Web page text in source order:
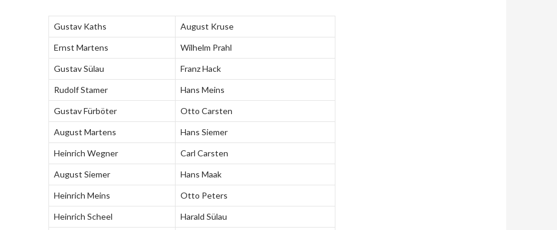
Gustav Kaths August Kruse
Ernst Martens Wilhelm Prahl
Gustav Sülau Franz Hack
Rudolf Stamer Hans Meins
Gustav Fürböter Otto Carsten
August Martens Hans Siemer
Heinrich Wegner Carl Carsten
August Siemer Hans Maak
Heinrich Meins Otto Peters
Heinrich Scheel Harald Sülau